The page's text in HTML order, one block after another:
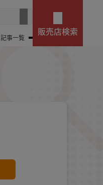
記事一覧
販売店検索